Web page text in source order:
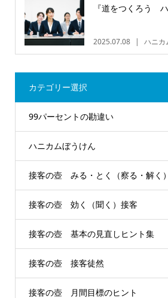
『道をつくろう
2025.07.08 ハニカ
カテゴリー選択
99パーセントの勘違い
ハニカムぼうけん
接客の壺 みる・とく（察る・解く
接客の壺 効く（聞く）接客
接客の壺 基本の見直しヒント集
接客の壺 接客徒然
接客の壺 月間目標のヒント